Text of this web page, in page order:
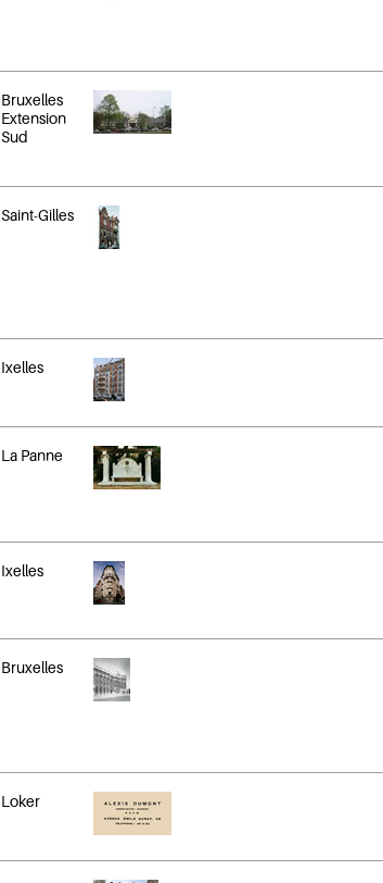
Bruxelles
Extension
Sud
Saint-Gilles
Ixelles
La Panne
Ixelles
Bruxelles
Loker